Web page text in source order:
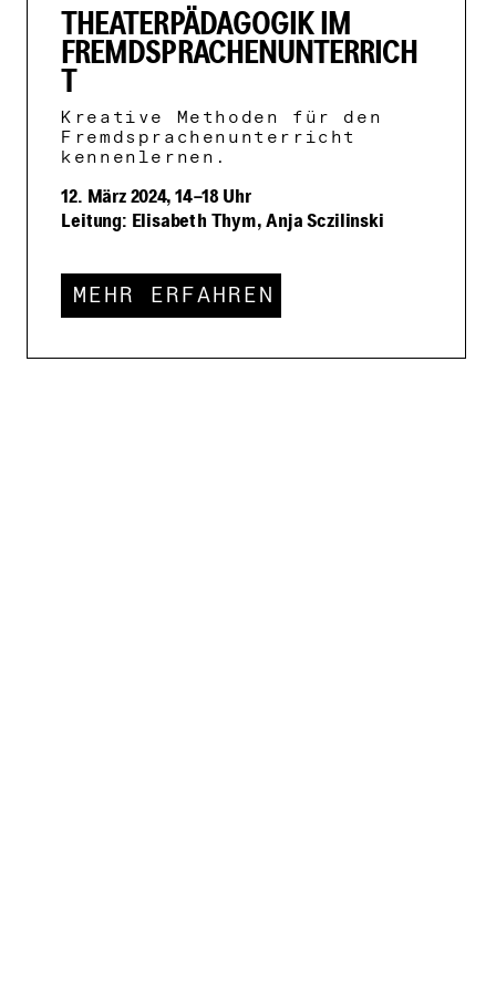
THEATERPÄDAGOGIK IM
FREMDSPRACHENUNTERRICH
T
Kreative Methoden für den
Fremdsprachenunterricht
kennenlernen.
12. März 2024, 14–18 Uhr
Leitung: Elisabeth Thym, Anja Sczilinski
MEHR ERFAHREN